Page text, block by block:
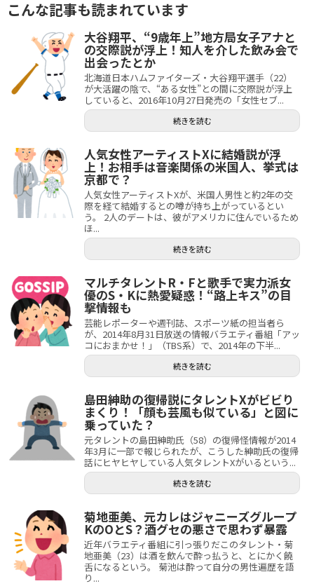
こんな記事も読まれています
大谷翔平、“9歳年上”地方局女子アナと
の交際説が浮上！知人を介した飲み会で
出会ったとか
北海道日本ハムファイターズ・大谷翔平選手（22）
が大活躍の陰で、“ある女性”との間に交際説が浮上
していると、2016年10月27日発売の「女性セブ...
続きを読む
人気女性アーティストXに結婚説が浮
上！お相手は音楽関係の米国人、挙式は
京都で？
人気女性アーティストXが、米国人男性と約2年の交
際を経て結婚するとの噂が持ち上がっているとい
う。 2人のデートは、彼がアメリカに住んでいるため
ほ...
続きを読む
マルチタレントR・Fと歌手で実力派女
優のS・Kに熱愛疑惑！“路上キス”の目
撃情報も
芸能レポーターや週刊誌、スポーツ紙の担当者ら
が、2014年8月31日放送の情報バラエティ番組「アッ
コにおまかせ！」（TBS系）で、2014年の下半...
続きを読む
島田紳助の復帰説にタレントXがビビり
まくり！「顔も芸風も似ている」と図に
乗っていた？
元タレントの島田紳助氏（58）の復帰怪情報が2014
年3月に一部で報じられたが、こうした紳助氏の復帰
話にヒヤヒヤしている人気タレントXがいるという...
続きを読む
菊地亜美、元カレはジャニーズグループ
KのOとS？酒グセの悪さで思わず暴露
近年バラエティ番組に引っ張りだこのタレント・菊
地亜美（23）は酒を飲んで酔っ払うと、とにかく饒
舌になるという。 菊池は酔って自分の男性遍歴を語
り...